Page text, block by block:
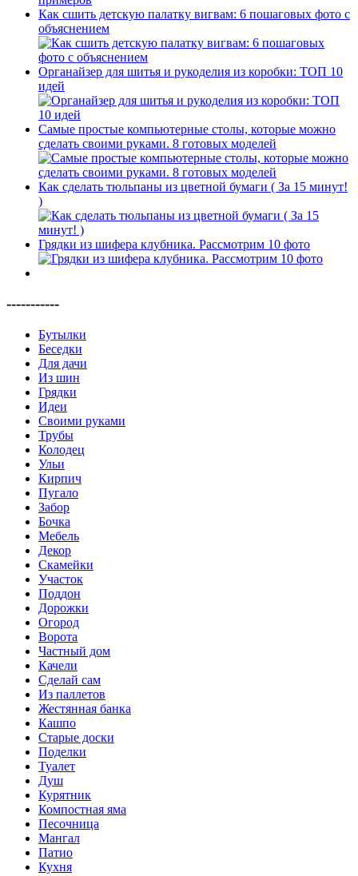
Как сшить детскую палатку вигвам: 6 пошаговых фото с
объяснением
Органайзер для шитья и рукоделия из коробки: ТОП 10
идей
Самые простые компьютерные столы, которые можно
сделать своими руками. 8 готовых моделей
Как сделать тюльпаны из цветной бумаги ( За 15 минут!
)
Грядки из шифера клубника. Рассмотрим 10 фото
-----------
Бутылки
Беседки
Для дачи
Из шин
Грядки
Идеи
Своими руками
Трубы
Колодец
Ульи
Кирпич
Пугало
Забор
Бочка
Мебель
Декор
Скамейки
Участок
Поддон
Дорожки
Огород
Ворота
Частный дом
Качели
Сделай сам
Из паллетов
Жестянная банка
Кашпо
Старые доски
Поделки
Туалет
Душ
Курятник
Компостная яма
Песочница
Мангал
Патио
Кухня